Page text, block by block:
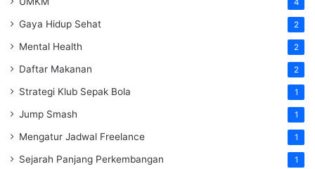
4
Gaya Hidup Sehat 2
Mental Health 2
Daftar Makanan 2
Strategi Klub Sepak Bola 1
Jump Smash 1
Mengatur Jadwal Freelance 1
Sejarah Panjang Perkembangan 1